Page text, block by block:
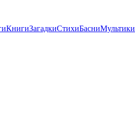
КнигиЗагадкиСтихиБасниМультики